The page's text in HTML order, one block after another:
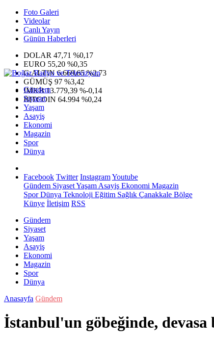
Foto Galeri
Videolar
Canlı Yayın
Günün Haberleri
DOLAR 47,71 %0,17
EURO 55,20 %0,35
G.ALTIN6.669,65 %2,73
GÜMÜŞ 97 %3,42
IMKB13.779,39 %-0,14
BITCOIN 64.994 %0,24
Gündem
Siyaset
Yaşam
Asayiş
Ekonomi
Magazin
Spor
Dünya
Facebook Twitter InstagramYoutube
Gündem SiyasetYaşam Asayiş Ekonomi Magazin
SporDünya Teknoloji Eğitim Sağlık Çanakkale Bölge
Künye İletişim RSS
Gündem
Siyaset
Yaşam
Asayiş
Ekonomi
Magazin
Spor
Dünya
Anasayfa Gündem
İstanbul'un göbeğinde,